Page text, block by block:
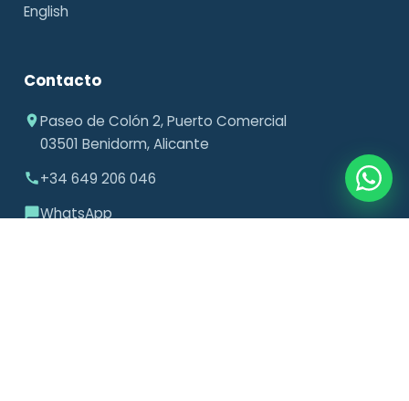
English
Contacto
Paseo de Colón 2, Puerto Comercial
03501 Benidorm, Alicante
+34 649 206 046
WhatsApp